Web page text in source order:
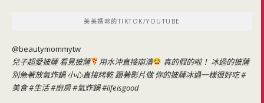
美美媽咪的TIKTOK/YOUTUBE
@beautymommytw
兒子超愛披薩 看見披薩
用水沖直接崩潰
真的假的啦！ 冰過的披薩
別急著放氣炸鍋 小心直接烤乾 跟著影片做 你的披薩冰過一樣很好吃#
美食#生活#廚房#氣炸鍋#lifeisgood